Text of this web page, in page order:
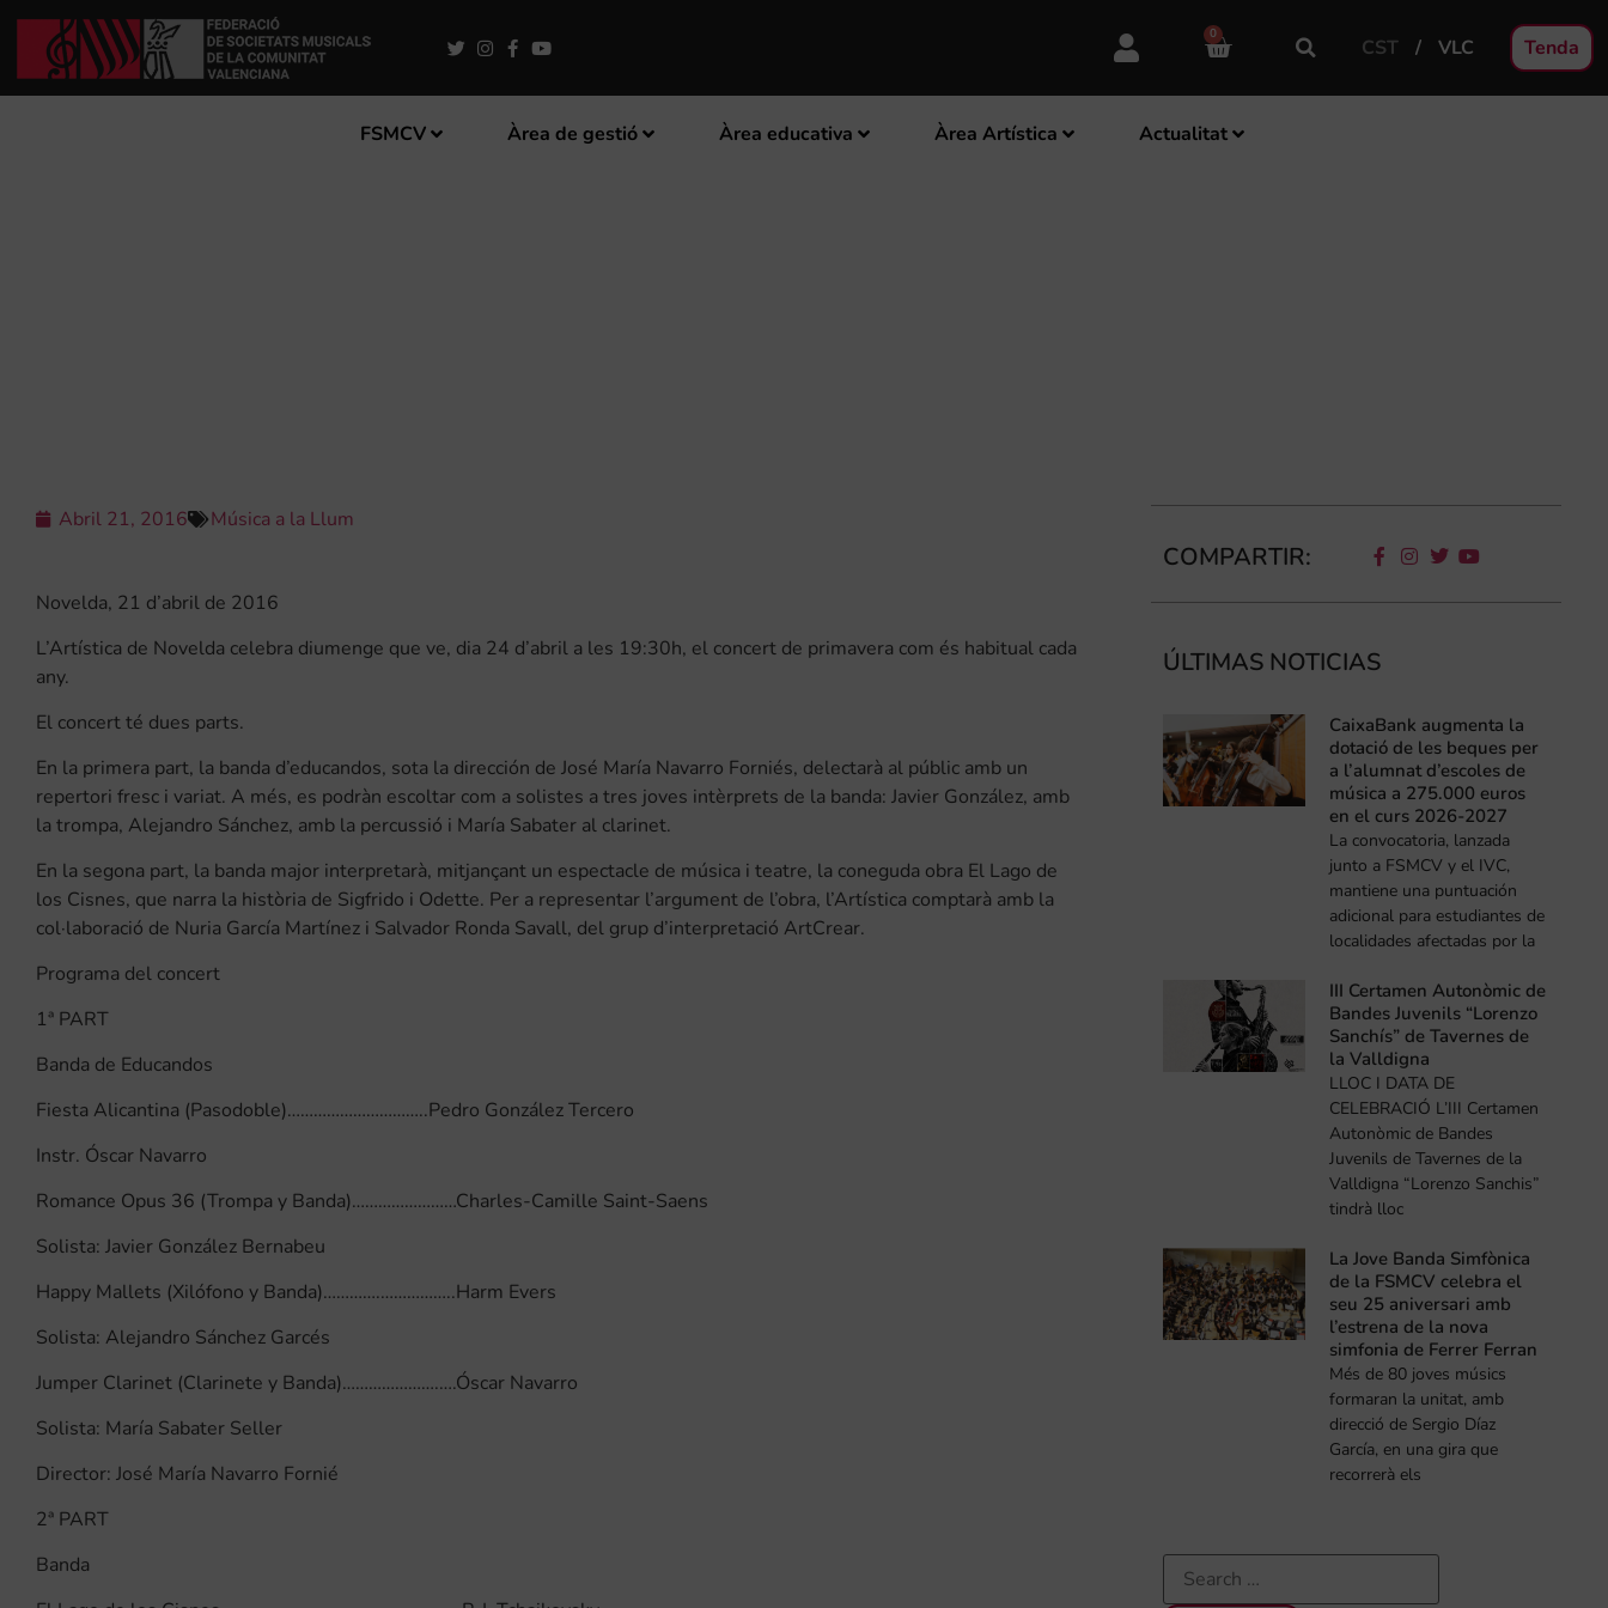
0
CST VLC Tenda
FSMCV Àrea de gestió Àrea educativa Àrea Artística Actualitat
Abril 21, 2016 Música a la Llum
Novelda, 21 d’abril de 2016
L’Artística de Novelda celebra diumenge que ve, dia 24 d’abril a les 19:30h, el concert de primavera com és habitual cada
any.
El concert té dues parts.
En la primera part, la banda d’educandos, sota la dirección de José María Navarro Forniés, delectarà al públic amb un
repertori fresc i variat. A més, es podràn escoltar com a solistes a tres joves intèrprets de la banda: Javier González, amb
la trompa, Alejandro Sánchez, amb la percussió i María Sabater al clarinet.
En la segona part, la banda major interpretarà, mitjançant un espectacle de música i teatre, la coneguda obra El Lago de
los Cisnes, que narra la història de Sigfrido i Odette. Per a representar l’argument de l’obra, l’Artística comptarà amb la
col·laboració de Nuria García Martínez i Salvador Ronda Savall, del grup d’interpretació ArtCrear.
Programa del concert
1ª PART
Banda de Educandos
Fiesta Alicantina (Pasodoble)…………………………..Pedro González Tercero
Instr. Óscar Navarro
Romance Opus 36 (Trompa y Banda)……………………Charles-Camille Saint-Saens
Solista: Javier González Bernabeu
Happy Mallets (Xilófono y Banda)………….……………..Harm Evers
Solista: Alejandro Sánchez Garcés
Jumper Clarinet (Clarinete y Banda)………………….….Óscar Navarro
Solista: María Sabater Seller
Director: José María Navarro Fornié
2ª PART
Banda
COMPARTIR:
ÚLTIMAS NOTICIAS
CaixaBank augmenta la
dotació de les beques per
a l’alumnat d’escoles de
música a 275.000 euros
en el curs 2026-2027
La convocatoria, lanzada
junto a FSMCV y el IVC,
mantiene una puntuación
adicional para estudiantes de
localidades afectadas por la
III Certamen Autonòmic de
Bandes Juvenils “Lorenzo
Sanchís” de Tavernes de
la Valldigna
LLOC I DATA DE
CELEBRACIÓ L’III Certamen
Autonòmic de Bandes
Juvenils de Tavernes de la
Valldigna “Lorenzo Sanchis”
tindrà lloc
La Jove Banda Simfònica
de la FSMCV celebra el
seu 25 aniversari amb
l’estrena de la nova
simfonia de Ferrer Ferran
Més de 80 joves músics
formaran la unitat, amb
direcció de Sergio Díaz
García, en una gira que
recorrerà els